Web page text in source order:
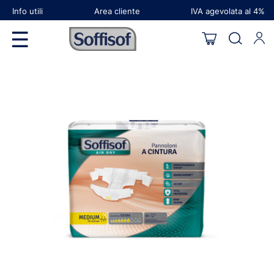
Info utili Area cliente IVA agevolata al 4%
navigazione
Toggle
☰